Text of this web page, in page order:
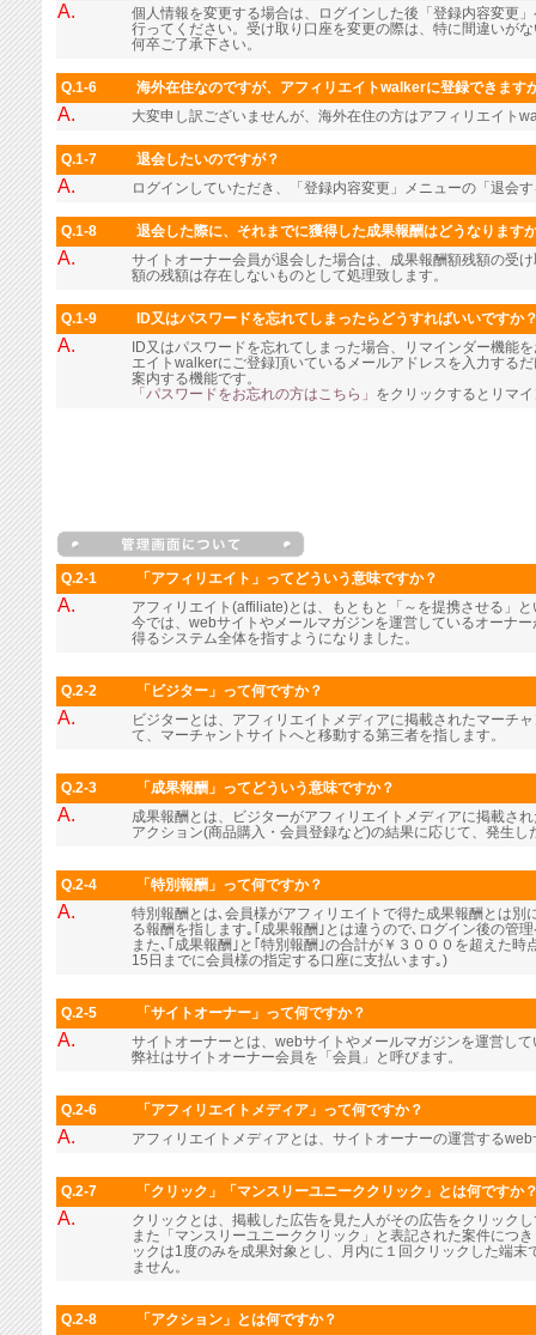
A.
個人情報を変更する場合は、ログインした後「登録内容変更
行ってください。受け取り口座を変更の際は、特に間違いが
何卒ご了承下さい。
Q.1-6 海外在住なのですが、アフィリエイトwalkerに登録できます
A. 大変申し訳ございませんが、海外在住の方はアフィリエイト
Q.1-7 退会したいのですが？
A. ログインしていただき、「登録内容変更」メニューの「退会
Q.1-8 退会した際に、それまでに獲得した成果報酬はどうなります
A.
サイトオーナー会員が退会した場合は、成果報酬額残額の受
額の残額は存在しないものとして処理致します。
Q.1-9 ID又はパスワードを忘れてしまったらどうすればいいですか
A.
ID又はパスワードを忘れてしまった場合、リマインダー機能
エイトwalkerにご登録頂いているメールアドレスを入力する
案内する機能です。
「パスワードをお忘れの方はこちら」 をクリックするとリマ
Q.2-1 「アフィリエイト」ってどういう意味ですか？
A.
アフィリエイト(affiliate)とは、もともと「～を提携させる」
今では、webサイトやメールマガジンを運営しているオーナ
得るシステム全体を指すようになりました。
Q.2-2 「ビジター」って何ですか？
A.
ビジターとは、アフィリエイトメディアに掲載されたマーチ
て、マーチャントサイトへと移動する第三者を指します。
Q.2-3 「成果報酬」ってどういう意味ですか？
A.
成果報酬とは、ビジターがアフィリエイトメディアに掲載さ
アクション(商品購入・会員登録など)の結果に応じて、発生し
Q.2-4 「特別報酬」って何ですか？
A.
特別報酬とは､会員様がアフィリエイトで得た成果報酬とは
る報酬を指します｡｢成果報酬｣とは違うので､ログイン後の管
また､｢成果報酬｣と｢特別報酬｣の合計が￥３０００を超えた
15日までに会員様の指定する口座に支払います｡)
Q.2-5 「サイトオーナー」って何ですか？
A.
サイトオーナーとは、webサイトやメールマガジンを運営し
弊社はサイトオーナー会員を「会員」と呼びます。
Q.2-6 「アフィリエイトメディア」って何ですか？
A. アフィリエイトメディアとは、サイトオーナーの運営する
Q.2-7 「クリック」「マンスリーユニーククリック」とは何ですか
A.
クリックとは、掲載した広告を見た人がその広告をクリック
また「マンスリーユニーククリック」と表記された案件につ
ックは1度のみを成果対象とし、月内に１回クリックした端
ません。
Q.2-8 「アクション」とは何ですか？